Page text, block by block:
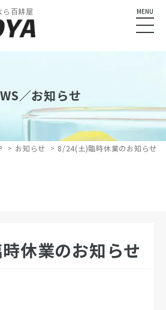
ら百耕屋 MENU
／お知らせ
お知らせ 8/24(土)臨時休業のお知らせ
休業のお知らせ